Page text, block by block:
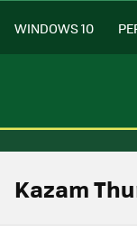
WINDOWS 10
Kazam